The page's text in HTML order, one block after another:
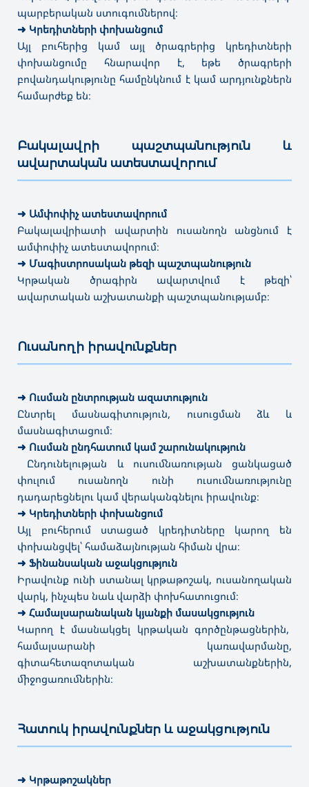
➜ Էրգոթերապիա
➜ Հատուկ հոգեբանություն
✔Մագիստրատուրա
➜ Լրագրություն
➜ Ռեժիսուրա
➜ Գրադարանային-տեղեկատվական աղբյուրներ
➜ Թանգարանային գործ և պատմամշակութային
➜ Կառավարում՝ ըստ ոլորտի
⤷ Պրոդյուսերական գործ
պարբերական ստուգումներով։
➜ Կրեդիտների փոխանցում
Այլ բուհերից կամ այլ ծրագրերից կրեդիտների
փոխանցումը հնարավոր է, եթե ծրագրերի
բովանդակությունը համընկնում է կամ արդյունքներն
համարժեք են։
Բակալավրի պաշտպանություն և
ավարտական ատեստավորում
➜ Ամփոփիչ ատեստավորում
Բակալավրիատի ավարտին ուսանողն անցնում է
ամփոփիչ ատեստավորում։
➜ Մագիստրոսական թեզի պաշտպանություն
Կրթական ծրագիրն ավարտվում է թեզի՝
ավարտական աշխատանքի պաշտպանությամբ։
Ուսանողի իրավունքներ
➜ Ուսման ընտրության ազատություն
Ընտրել մասնագիտություն, ուսուցման ձև և
մասնագիտացում։
➜ Ուսման ընդհատում կամ շարունակություն
Ընդունելության և ուսումնառության ցանկացած
փուլում ուսանողն ունի ուսումնառությունը
դադարեցնելու կամ վերականգնելու իրավունք։
➜ Կրեդիտների փոխանցում
Այլ բուհերում ստացած կրեդիտները կարող են
փոխանցվել՝ համաձայնության հիման վրա։
➜ Ֆինանսական աջակցություն
Իրավունք ունի ստանալ կրթաթոշակ, ուսանողական
վարկ, ինչպես նաև վարձի փոխհատուցում։
➜ Համալսարանական կյանքի մասակցություն
Կարող է մասնակցել կրթական գործընթացներին,
համալսարանի կառավարմանը,
գիտահետազոտական աշխատանքներին,
միջոցառումներին։
Հատուկ իրավունքներ և աջակցություն
➜ Կրթաթոշակներ